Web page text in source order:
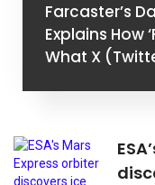
Farcaster’s
Explains How
What X